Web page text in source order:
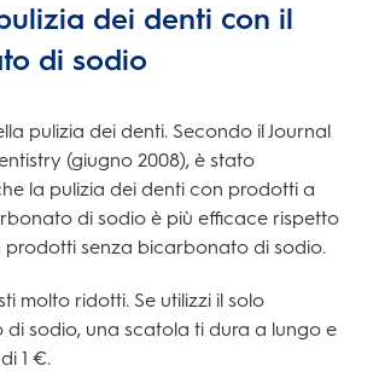
dei denti con il
di sodio
pulizia dei denti. Secondo il Journal
(giugno 2008), è stato
la pulizia dei denti con prodotti a
di sodio è più efficace rispetto
prodotti senza bicarbonato di sodio.
molto ridotti. Se utilizzi il solo
sodio, una scatola ti dura a lungo e
1 €.